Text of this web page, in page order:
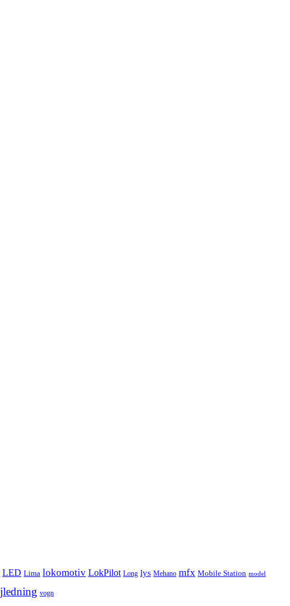
LED Lima lokomotiv LokPilot Long lys Mehano mfx Mobile Station model
vogn